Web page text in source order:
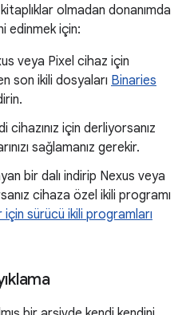
olmadan donanımda
edinmek için:
veya Pixel cihaz için
son ikili dosyaları Binaries
cihazınız için derliyorsanız
sağlamanız gerekir.
bir dalı indirip Nexus veya
cihaza özel ikili programı
sürücü ikili programları